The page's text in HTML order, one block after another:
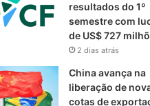
resultados do 1º
semestre com
de US$ 727
2 dias atrás
China avança na
liberação de
cotas de